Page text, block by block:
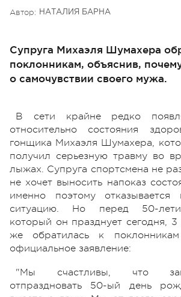
Автор: НАТАЛИЯ БАРНА
Супруга Михаэля Шумахера
поклонникам, объяснив,
о самочувствии своего мужа.
В сети крайне редко
относительно состояния
гонщика Михаэля Шумахера,
получил серьезную травму во
лыжах. Супруга спортсмена не
не хочет выносить напоказ
именно поэтому отказывается
ситуацию. Но перед 50-
который он празднует сегодня,
же обратилась к
официальное заявление:
"Мы счастливы, что
отпраздновать 50-ый день